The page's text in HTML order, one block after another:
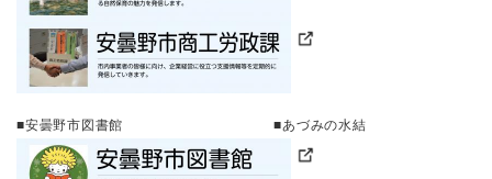
■安曇野市図書館 ■あづみの水結